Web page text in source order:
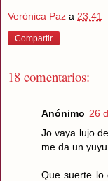
Verónica Paz a 23:41
Compartir
18 comentarios:
Anónimo 26
Jo vaya lujo
me da un
Que suerte lo